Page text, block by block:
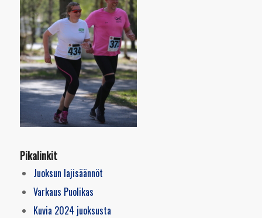
Pikalinkit
Juoksun lajisäännöt
Varkaus Puolikas
Kuvia 2024 juoksusta